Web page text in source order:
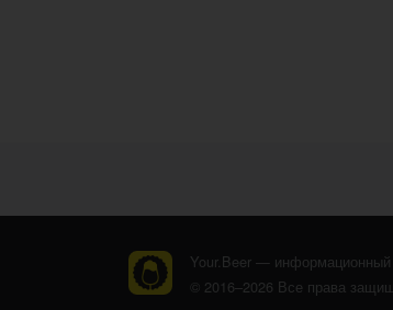
Your.Beer — информационный
© 2016–2026 Все права